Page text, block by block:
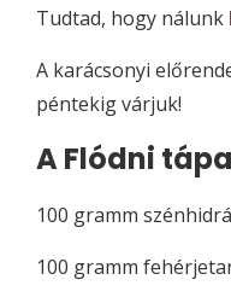
Tudtad, hogy nálunk
A karácsonyi
péntekig várjuk!
A Flódni
100 gramm
100 gramm